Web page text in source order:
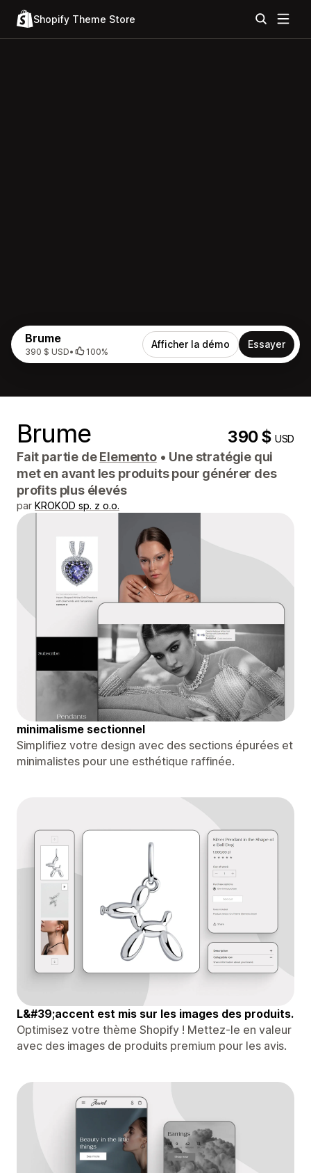
Shopify Theme Store
Brume
390 $ USD• 100%
Afficher la démo Essayer
Brume 390 $USD
Fait partie deElemento • Une stratégie qui
met en avant les produits pour générer des
profits plus élevés
par KROKOD sp. z o.o.
minimalisme sectionnel
Simplifiez votre design avec des sections épurées et
minimalistes pour une esthétique raffinée.
L&#39;accent est mis sur les images des produits.
Optimisez votre thème Shopify ! Mettez-le en valeur
avec des images de produits premium pour les avis.